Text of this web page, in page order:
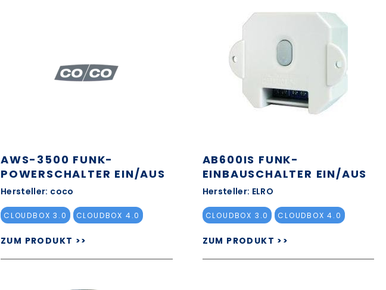
AWS-3500 FUNK-
POWERSCHALTER EIN/AUS
Hersteller: coco
CLOUDBOX 3.0 CLOUDBOX 4.0
ZUM PRODUKT >>
AB600IS FUNK-
EINBAUSCHALTER EIN/AUS
Hersteller: ELRO
CLOUDBOX 3.0 CLOUDBOX 4.0
ZUM PRODUKT >>